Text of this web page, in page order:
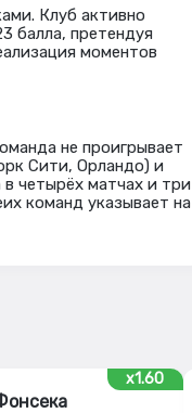
Клуб активно
балла, претендуя
моментов
не проигрывает
Сити, Орландо) и
четырёх матчах и три
команд указывает на
x1.60